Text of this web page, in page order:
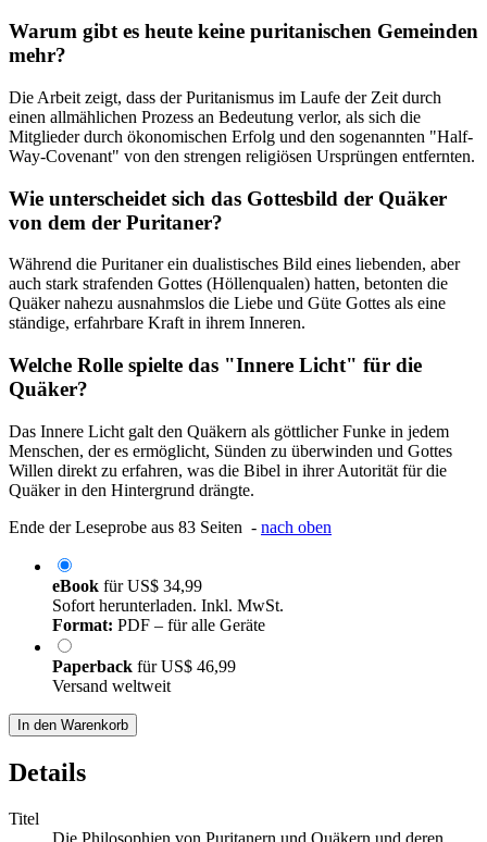
Warum gibt es heute keine puritanischen Gemeinden
mehr?
Die Arbeit zeigt, dass der Puritanismus im Laufe der Zeit durch
einen allmählichen Prozess an Bedeutung verlor, als sich die
Mitglieder durch ökonomischen Erfolg und den sogenannten "Half-
Way-Covenant" von den strengen religiösen Ursprüngen entfernten.
Wie unterscheidet sich das Gottesbild der Quäker
von dem der Puritaner?
Während die Puritaner ein dualistisches Bild eines liebenden, aber
auch stark strafenden Gottes (Höllenqualen) hatten, betonten die
Quäker nahezu ausnahmslos die Liebe und Güte Gottes als eine
ständige, erfahrbare Kraft in ihrem Inneren.
Welche Rolle spielte das "Innere Licht" für die
Quäker?
Das Innere Licht galt den Quäkern als göttlicher Funke in jedem
Menschen, der es ermöglicht, Sünden zu überwinden und Gottes
Willen direkt zu erfahren, was die Bibel in ihrer Autorität für die
Quäker in den Hintergrund drängte.
Ende der Leseprobe aus 83 Seiten - nach oben
eBook fürUS$ 34,99
Sofort herunterladen. Inkl. MwSt.
Format: PDF – für alle Geräte
Paperback fürUS$ 46,99
Versand weltweit
In den Warenkorb
Details
Titel
Die Philosophien von Puritanern und Quäkern und deren